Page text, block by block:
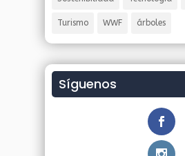
Turismo WWF árboles
Síguenos